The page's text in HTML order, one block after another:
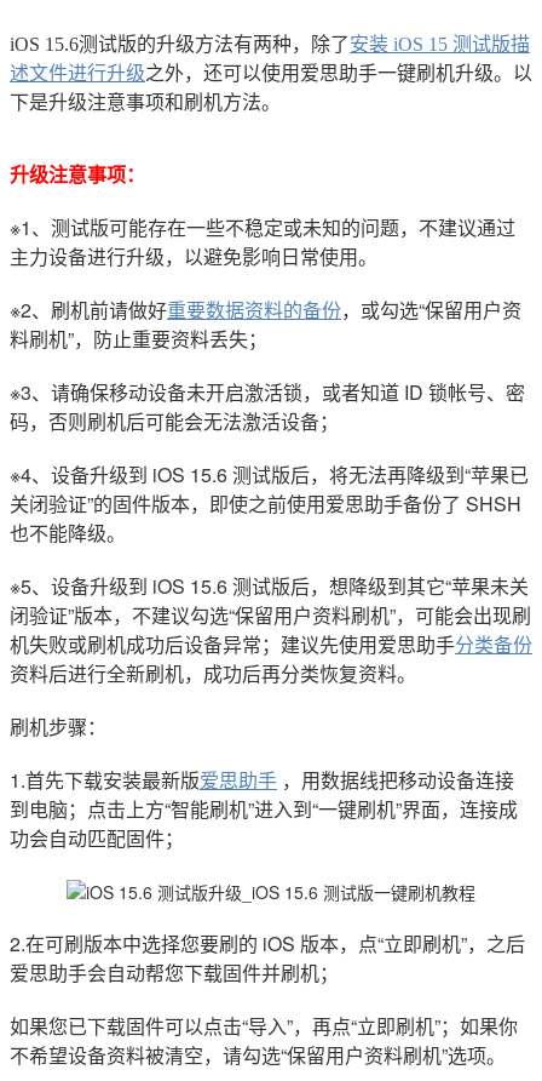
iOS 15.6测试版的升级方法有两种，除了安装 iOS 15 测试版描
述文件进行升级之外，还可以使用爱思助手一键刷机升级。以
下是升级注意事项和刷机方法。
升级注意事项：
※1、测试版可能存在一些不稳定或未知的问题，不建议通过
主力设备进行升级，以避免影响日常使用。
※2、刷机前请做好重要数据资料的备份，或勾选“保留用户资
料刷机”，防止重要资料丢失；
※3、请确保移动设备未开启激活锁，或者知道 ID 锁帐号、密
码，否则刷机后可能会无法激活设备；
※4、设备升级到 iOS 15.6 测试版后，将无法再降级到“苹果已
关闭验证”的固件版本，即使之前使用爱思助手备份了 SHSH
也不能降级。
※5、设备升级到 iOS 15.6 测试版后，想降级到其它“苹果未关
闭验证”版本，不建议勾选“保留用户资料刷机”，可能会出现刷
机失败或刷机成功后设备异常；建议先使用爱思助手分类备份
资料后进行全新刷机，成功后再分类恢复资料。
刷机步骤：
1.首先下载安装最新版爱思助手 ，用数据线把移动设备连接
到电脑；点击上方“智能刷机”进入到“一键刷机”界面，连接成
功会自动匹配固件；
2.在可刷版本中选择您要刷的 iOS 版本，点“立即刷机”，之后
爱思助手会自动帮您下载固件并刷机；
如果您已下载固件可以点击“导入”，再点“立即刷机”；如果你
不希望设备资料被清空，请勾选“保留用户资料刷机”选项。